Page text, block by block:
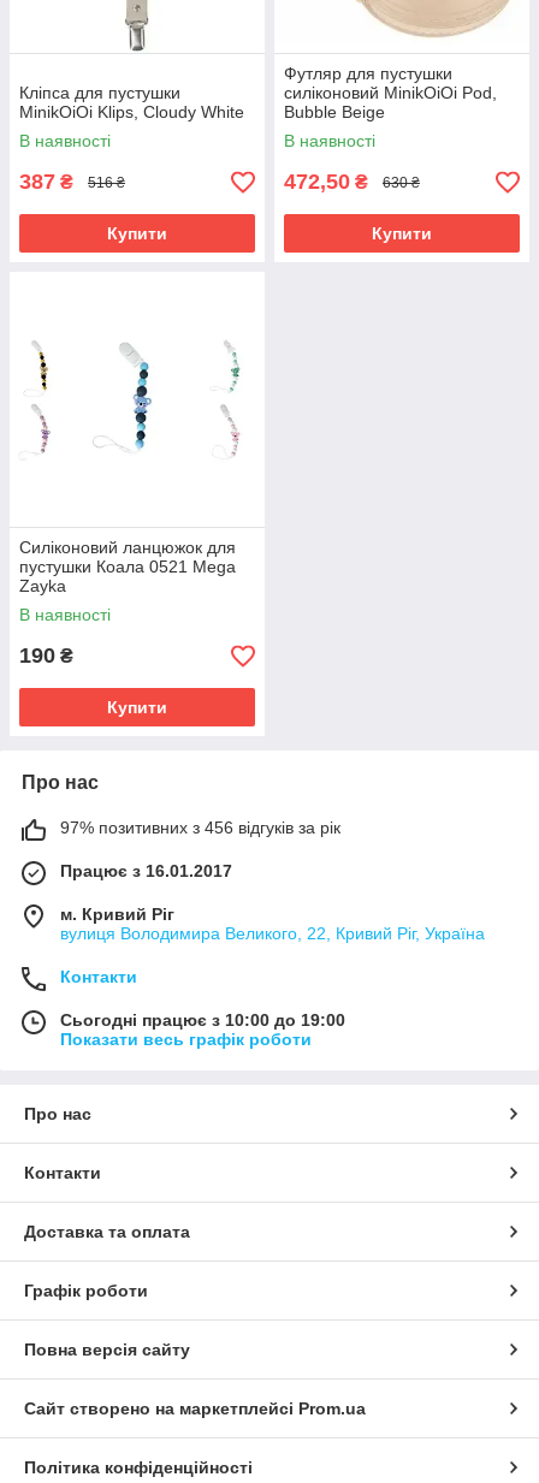
Кліпса для пустушки
MinikOiOi Klips, Cloudy White
В наявності
387 ₴ 516 ₴
Купити
Футляр для пустушки
силіконовий MinikOiOi Pod,
Bubble Beige
В наявності
472,50 ₴ 630 ₴
Купити
Силіконовий ланцюжок для
пустушки Коала 0521 Mega
Zayka
В наявності
190 ₴
Купити
Про нас
97% позитивних з 456 відгуків за рік
Працює з 16.01.2017
м. Кривий Ріг
вулиця Володимира Великого, 22, Кривий Ріг, Україна
Контакти
Сьогодні працює з 10:00 до 19:00
Показати весь графік роботи
Про нас
Контакти
Доставка та оплата
Графік роботи
Повна версія сайту
Сайт створено на маркетплейсі Prom.ua
Політика конфіденційності